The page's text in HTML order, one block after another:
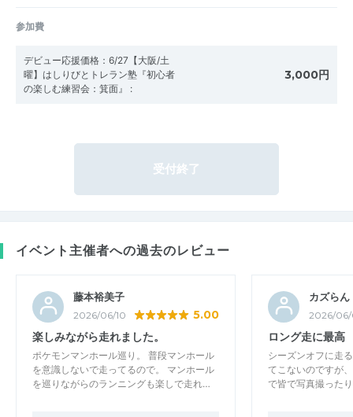
参加費
デビュー応援価格：6/27【大阪/土
曜】はしりびとトレラン塾『初心者
の楽しむ練習会：箕面』 :
3,000円
受付終了
イベント主催者への過去のレビュー
藤本裕美子
2026/06/10 5.00
楽しみながら走れました。
ポケモンマンホール巡り。 普段マンホール
を意識しないで走ってるので。 マンホール
を巡りながらのランニングも楽しで走れ…
カズらん
2026/
ロング走に最高
シーズンオフに走
てこないのですが
で皆で写真撮った